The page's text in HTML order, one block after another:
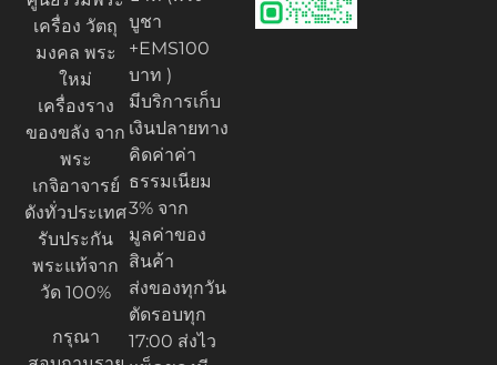
เครื่อง วัตถุ
มงคล พระ
ใหม่
เครื่องราง
ของขลัง จาก
พระ
เกจิอาจารย์
ดังทั่วประเทศ
รับประกัน
พระแท้จาก
วัด 100%
กรุณา
บูชา
+EMS100
บาท )
มีบริการเก็บ
เงินปลายทาง
คิดค่าค่า
ธรรมเนียม
3% จาก
มูลค่าของ
สินค้า
ส่งของทุกวัน
ตัดรอบทุก
17:00 ส่งไว